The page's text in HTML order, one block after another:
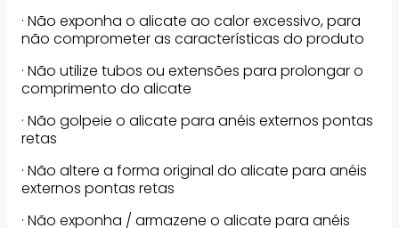
· Não exponha o alicate ao calor excessivo, para
não comprometer as características do produto
· Não utilize tubos ou extensões para prolongar o
comprimento do alicate
· Não golpeie o alicate para anéis externos pontas
retas
· Não altere a forma original do alicate para anéis
externos pontas retas
· Não exponha / armazene o alicate para anéis